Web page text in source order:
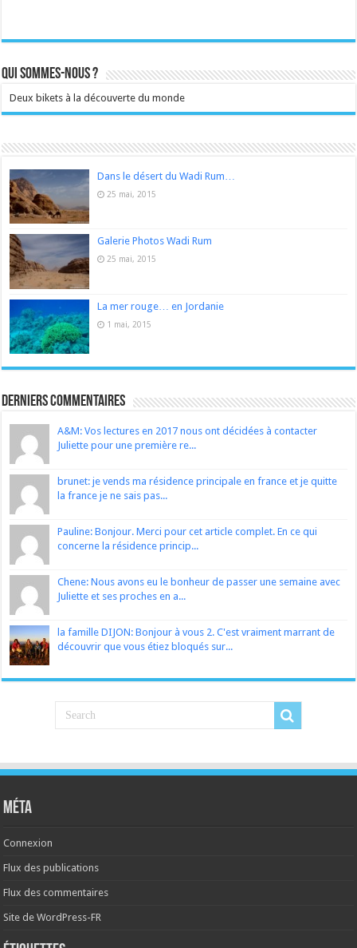
Qui sommes-nous ?
Deux bikets à la découverte du monde
Dans le désert du Wadi Rum…
25 mai, 2015
Galerie Photos Wadi Rum
25 mai, 2015
La mer rouge… en Jordanie
1 mai, 2015
Derniers Commentaires
A&M: Vos lectures en 2017 nous ont décidées à contacter
Juliette pour une première re...
brunet: je vends ma résidence principale en france et je quitte
la france je ne sais pas...
Pauline: Bonjour. Merci pour cet article complet. En ce qui
concerne la résidence princip...
Chene: Nous avons eu le bonheur de passer une semaine avec
Juliette et ses proches en a...
la famille DIJON: Bonjour à vous 2. C'est vraiment marrant de
découvrir que vous étiez bloqués sur...
Méta
Connexion
Flux des publications
Flux des commentaires
Site de WordPress-FR